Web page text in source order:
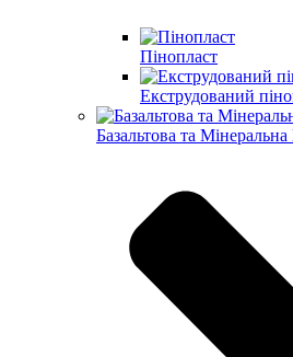
Пінопласт
Екструдований
Базальтова та Мінеральна